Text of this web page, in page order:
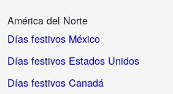
América del Norte
Días festivos México
Días festivos Estados Unidos
Días festivos Canadá